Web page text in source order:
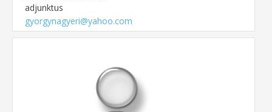
adjunktus
gyorgynagyeri@yahoo.com